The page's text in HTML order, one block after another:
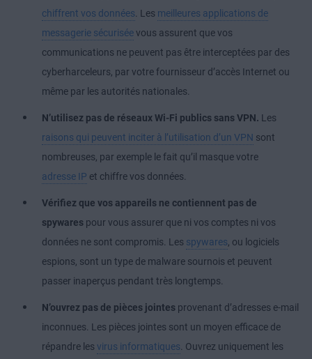
chiffrent vos données . Les meilleures applications de
messagerie sécuriséevous assurent que vos
communications ne peuvent pas être interceptées par des
cyberharceleurs, par votre fournisseur d’accès Internet ou
même par les autorités nationales.
N’utilisez pas de réseaux Wi-Fi publics sans VPN. Les
raisons qui peuvent inciter à l’utilisation d’un VPN sont
nombreuses, par exemple le fait qu’il masque votre
adresse IP et chiffre vos données.
Vérifiez que vos appareils ne contiennent pas de
spywares pour vous assurer que ni vos comptes ni vos
données ne sont compromis. Les spywares , ou logiciels
espions, sont un type de malware sournois et peuvent
passer inaperçus pendant très longtemps.
N’ouvrez pas de pièces jointes provenant d’adresses e-mail
inconnues. Les pièces jointes sont un moyen efficace de
répandre les virus informatiques . Ouvrez uniquement les